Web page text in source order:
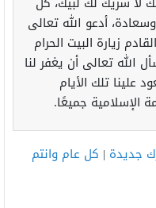
أدعو الله تعالى
زيارة البيت الحرام
الله تعالى أن يغفر لنا
علينا تلك الأيام
الإسلامية جميعًا.
جديدة | كل عام وانتم